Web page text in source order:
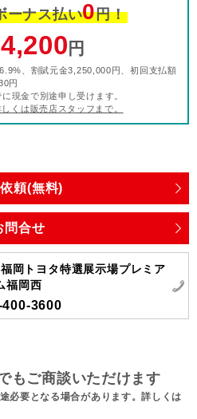
ーナス払い0円！
円
、割賦元金3,250,000円、初回支払額
円
現金で別途申し受けます。
くは販売店スタッフまで。
頼(無料)
問合せ
岡トヨタ特選展示場プレミア
福岡西
3600
もご商談いただけます
必要となる場合があります。詳しくは